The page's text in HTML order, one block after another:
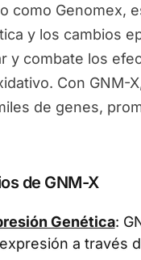
como Genomex,
y los cambios
y combate los
Con GNM-
de genes,
de GNM-X
Genética:
a través